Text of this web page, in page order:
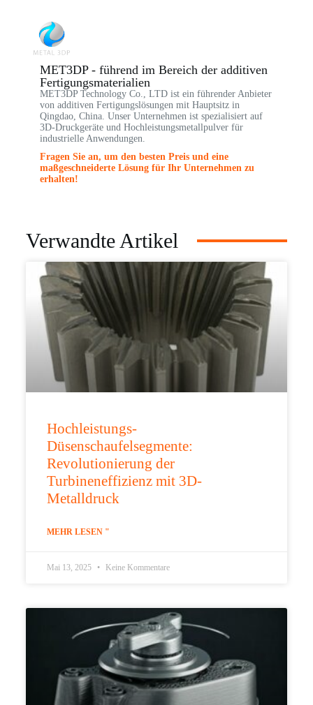
MET3DP - führend im Bereich der additiven
Fertigungsmaterialien
MET3DP Technology Co., LTD ist ein führender Anbieter
von additiven Fertigungslösungen mit Hauptsitz in
Qingdao, China. Unser Unternehmen ist spezialisiert auf
3D-Druckgeräte und Hochleistungsmetallpulver für
industrielle Anwendungen.
Fragen Sie an, um den besten Preis und eine
maßgeschneiderte Lösung für Ihr Unternehmen zu
erhalten!
Verwandte Artikel
Hochleistungs-
Düsenschaufelsegmente:
Revolutionierung der
Turbineneffizienz mit 3D-
Metalldruck
MEHR LESEN "
Mai 13, 2025 Keine Kommentare